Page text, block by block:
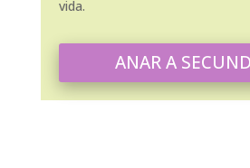
vida.
ANAR A